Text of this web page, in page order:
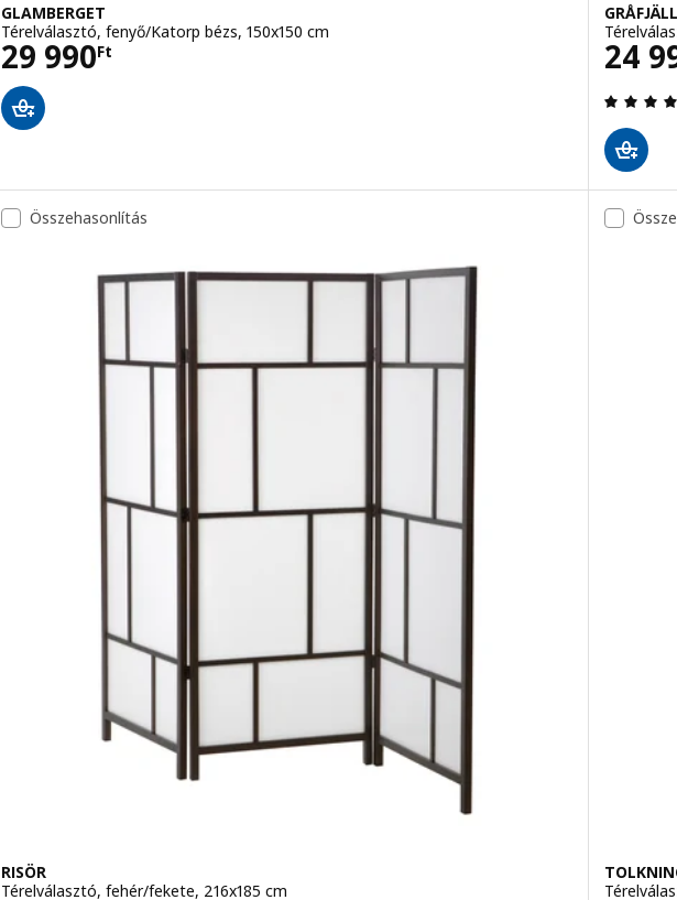
GLAMBERGET
Térelválasztó, fenyő/Katorp bézs, 150x150 cm
29 990Ft
Ár 29990Ft 24
Ár
Összehasonlítás
RISÖR
Térelválasztó, fehér/fekete, 216x185 cm